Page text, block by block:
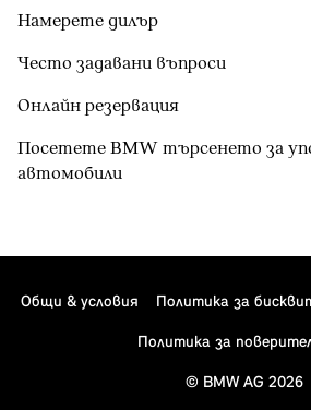
Намерете дилър
Често задавани въпроси
Онлайн резервация
Посетете BMW търсенето за
автомобили
Общи & условия Политика за
Политика за
© BMW AG 2026